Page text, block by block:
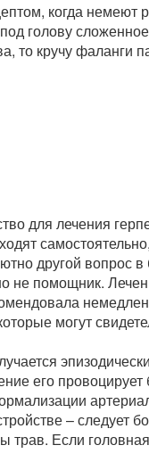
когда немеют
голову
то кручу фаланги
для лечения
другой вопрос
не помощник.
могут
его
– следует
трав. Если